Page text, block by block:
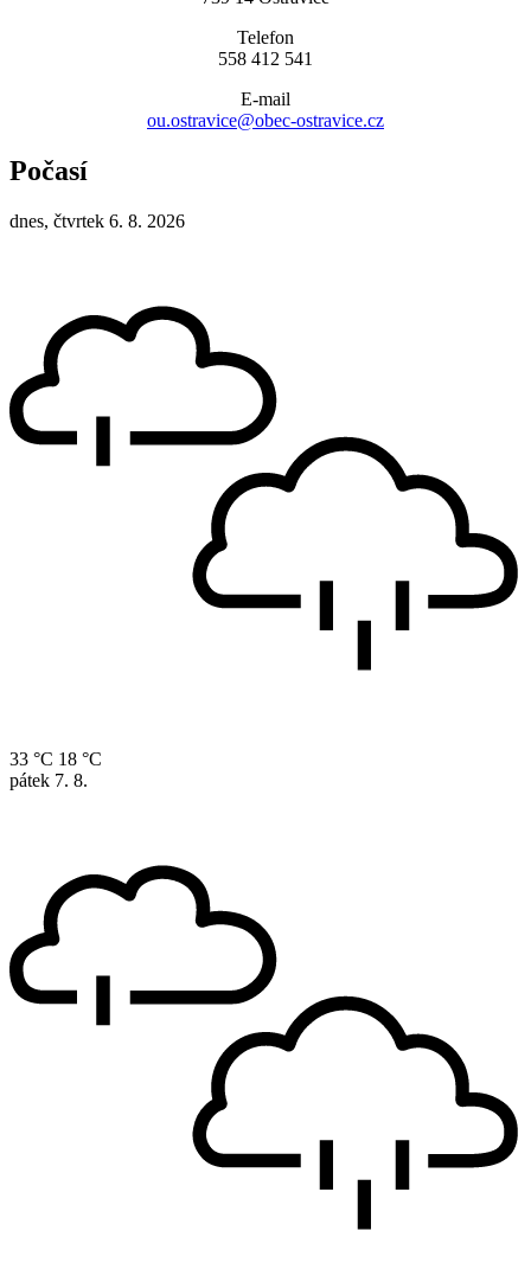
Telefon
558 412 541
E-mail
ou.ostravice@obec-ostravice.cz
Počasí
dnes, čtvrtek 6. 8. 2026
33 °C 18 °C
pátek 7. 8.